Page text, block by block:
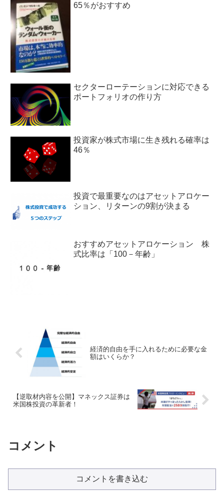
65％がおすすめ
セクターローテーションに対応できる
ポートフォリオの作り方
投資家が株式市場に生き残れる確率は
46％
投資で最重要なのはアセットアロケー
ション、リターンの9割が決まる
おすすめアセットアロケーション 株
式比率は「100－年齢」
経済的自由を手に入れるために必要な金
額はいくらか？
【逆取材内容を公開】マネックス証券は
米国株投資の革新者！
コメント
コメントを書き込む